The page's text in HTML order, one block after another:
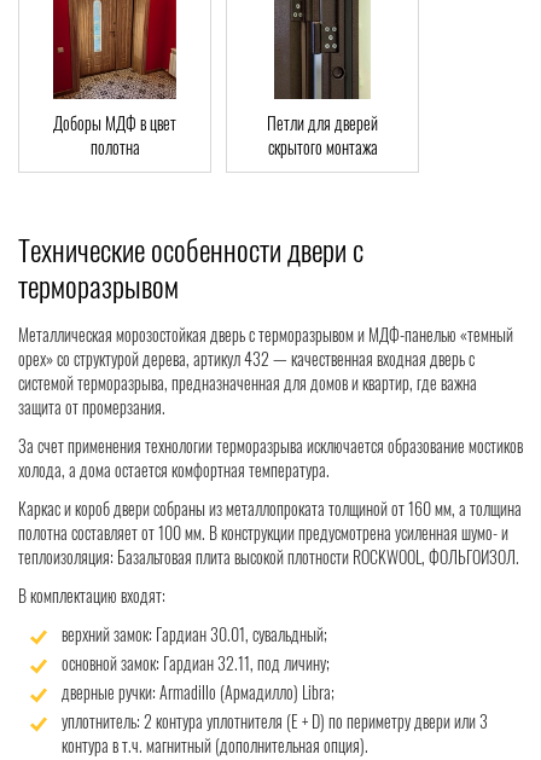
Доборы МДФ в цвет
полотна
Петли для дверей
скрытого монтажа
Технические особенности двери с
терморазрывом
Металлическая морозостойкая дверь с терморазрывом и МДФ-панелью «темный
орех» со структурой дерева, артикул 432 — качественная входная дверь с
системой терморазрыва, предназначенная для домов и квартир, где важна
защита от промерзания.
За счет применения технологии терморазрыва исключается образование мостиков
холода, а дома остается комфортная температура.
Каркас и короб двери собраны из металлопроката толщиной от 160 мм, а толщина
полотна составляет от 100 мм. В конструкции предусмотрена усиленная шумо- и
теплоизоляция: Базальтовая плита высокой плотности ROCKWOOL, ФОЛЬГОИЗОЛ.
В комплектацию входят:
верхний замок: Гардиан 30.01, сувальдный;
основной замок: Гардиан 32.11, под личину;
дверные ручки: Armadillo (Армадилло) Libra;
уплотнитель: 2 контура уплотнителя (Е + D) по периметру двери или 3
контура в т.ч. магнитный (дополнительная опция).